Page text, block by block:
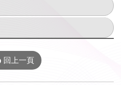
回上一頁